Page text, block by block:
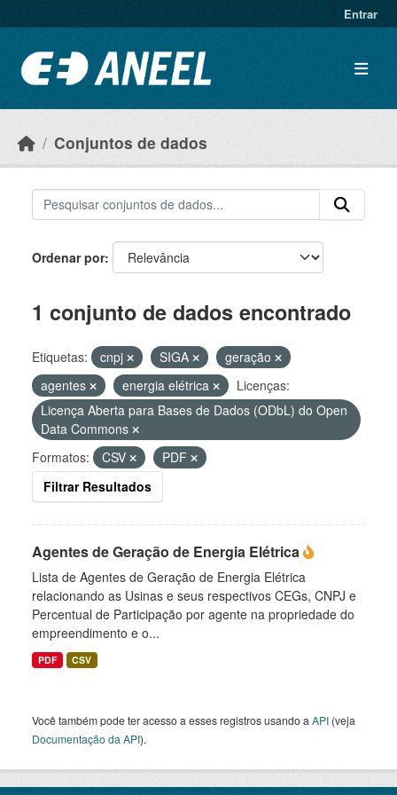
Entrar
Conjuntos de dados
Ordenar por
1 conjunto de dados encontrado
Etiquetas: cnpj SIGA
geração
agentes
energia elétrica
Licenças:
Licença Aberta para Bases de Dados (ODbL) do Open
Data Commons
Formatos:
CSV
PDF
Filtrar Resultados
Agentes de Geração de Energia Elétrica
Lista de Agentes de Geração de Energia Elétrica
relacionando as Usinas e seus respectivos CEGs, CNPJ e
Percentual de Participação por agente na propriedade do
empreendimento e o...
PDF CSV
Você também pode ter acesso a esses registros usando a API (veja
Documentação da API).